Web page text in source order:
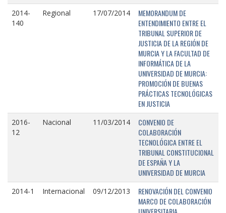
2014-
140
Regional 17/07/2014
MEMORANDUM DE
ENTENDIMIENTO ENTRE EL
TRIBUNAL SUPERIOR DE
JUSTICIA DE LA REGIÓN DE
MURCIA Y LA FACULTAD DE
INFORMÁTICA DE LA
UNIVERSIDAD DE MURCIA:
PROMOCIÓN DE BUENAS
PRÁCTICAS TECNOLÓGICAS
EN JUSTICIA
2016-
12
Nacional 11/03/2014
CONVENIO DE
COLABORACIÓN
TECNOLÓGICA ENTRE EL
TRIBUNAL CONSTITUCIONAL
DE ESPAÑA Y LA
UNIVERSIDAD DE MURCIA
2014-1 Internacional 09/12/2013
RENOVACIÓN DEL CONVENIO
MARCO DE COLABORACIÓN